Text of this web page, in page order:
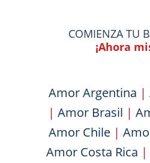
COMIENZA TU
¡Ahora
Amor Argentina |
| Amor Brasil |
Amor Chile |
Amor Costa Rica |